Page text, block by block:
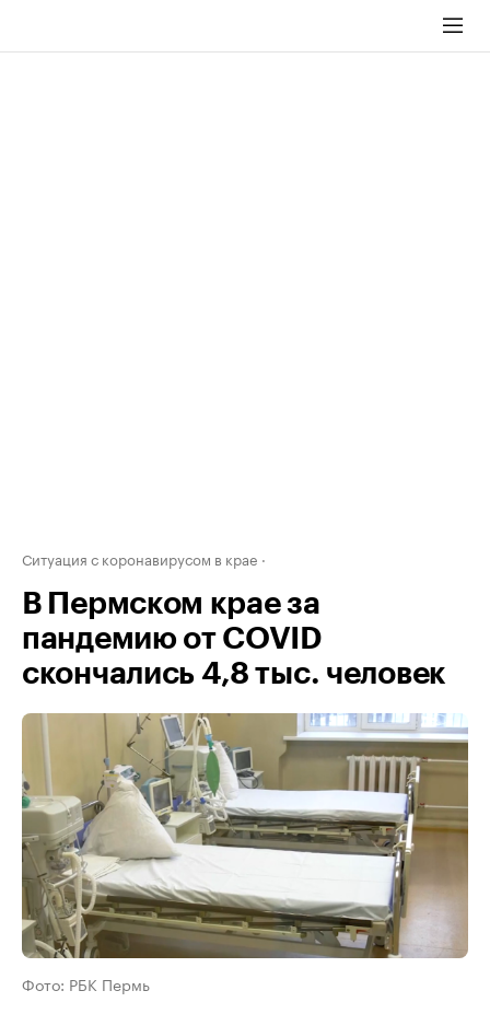
Ситуация с коронавирусом в крае
В Пермском крае за
пандемию от COVID
скончались 4,8 тыс. человек
Фото: РБК Пермь